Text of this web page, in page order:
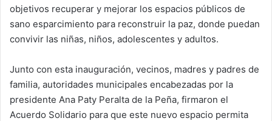
objetivos recuperar y mejorar los espacios públicos de
sano esparcimiento para reconstruir la paz, donde puedan
convivir las niñas, niños, adolescentes y adultos.
Junto con esta inauguración, vecinos, madres y padres de
familia, autoridades municipales encabezadas por la
presidente Ana Paty Peralta de la Peña, firmaron el
Acuerdo Solidario para que este nuevo espacio permita